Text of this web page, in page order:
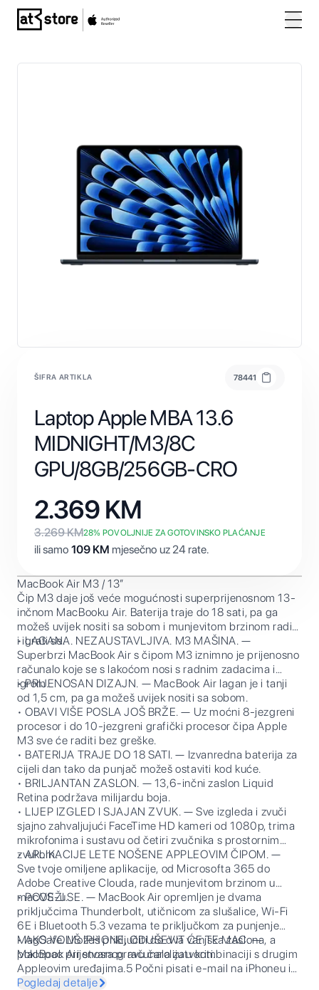
Posjetite početnu stranicu AT Store
ŠIFRA ARTIKLA 78441
Laptop Apple MBA 13.6
MIDNIGHT/M3/8C
GPU/8GB/256GB-CRO
2.369 KM
3.269KM28% POVOLJNIJE ZA GOTOVINSKO PLAĆANJE
ili samo 109 KM mjesečno uz 24 rate.
MacBook Air M3 / 13”
Čip M3 daje još veće mogućnosti superprijenosnom 13-
inčnom MacBooku Air. Baterija traje do 18 sati, pa ga
možeš uvijek nositi sa sobom i munjevitom brzinom raditi
i igrati se.
• LAGANA. NEZAUSTAVLJIVA. M3 MAŠINA. —
Superbrzi MacBook Air s čipom M3 iznimno je prijenosno
računalo koje se s lakoćom nosi s radnim zadacima i
igrom.
• PRIJENOSAN DIZAJN. — MacBook Air lagan je i tanji
od 1,5 cm, pa ga možeš uvijek nositi sa sobom.
• OBAVI VIŠE POSLA JOŠ BRŽE. — Uz moćni 8-jezgreni
procesor i do 10-jezgreni grafički procesor čipa Apple
M3 sve će raditi bez greške.
• BATERIJA TRAJE DO 18 SATI. — Izvanredna baterija za
cijeli dan tako da punjač možeš ostaviti kod kuće.
• BRILJANTAN ZASLON. — 13,6-inčni zaslon Liquid
Retina podržava milijardu boja.
• LIJEP IZGLED I SJAJAN ZVUK. — Sve izgleda i zvuči
sjajno zahvaljujući FaceTime HD kameri od 1080p, trima
mikrofonima i sustavu od četiri zvučnika s prostornim
zvukom.
• APLIKACIJE LETE NOŠENE APPLEOVIM ČIPOM. —
Sve tvoje omiljene aplikacije, od Microsofta 365 do
Adobe Creative Clouda, rade munjevitom brzinom u
macOS-u.
• POVEŽI SE. — MacBook Air opremljen je dvama
priključcima Thunderbolt, utičnicom za slušalice, Wi-Fi
6E i Bluetooth 5.3 vezama te priključkom za punjenje
MagSafe. Možeš priključiti do dva vanjska zaslona, a
poklopac prijenosnog računala zatvoriti.
• AKO VOLIŠ IPHONE, ODUŠEVIT ĆE TE MAC. —
MacBook Air stvara pravu čaroliju u kombinaciji s drugim
Appleovim uređajima.5 Počni pisati e-mail na iPhoneu i
završi ga na Macu. Šalji poruke s Maca. I još mnogo toga.
Pogledaj detalje